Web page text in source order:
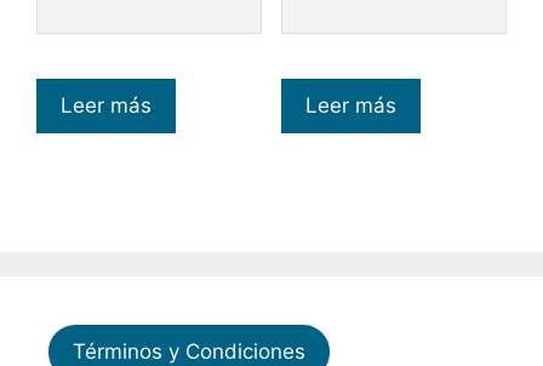
Leer más Leer más
Términos y Condiciones